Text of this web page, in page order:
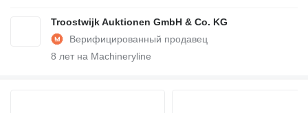
Troostwijk Auktionen GmbH & Co. KG
8 лет на Machineryline